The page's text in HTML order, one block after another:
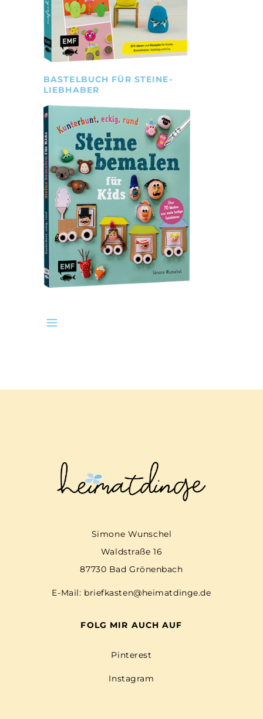
BASTELBUCH FÜR STEINE-
LIEBHABER
Simone Wunschel
Waldstraße 16
87730 Bad Grönenbach
E-Mail: briefkasten@heimatdinge.de
FOLG MIR AUCH AUF
Pinterest
Instagram